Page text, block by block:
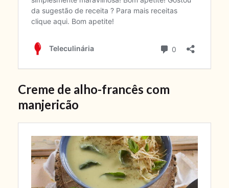
Creme de alho-francês com
manjericão